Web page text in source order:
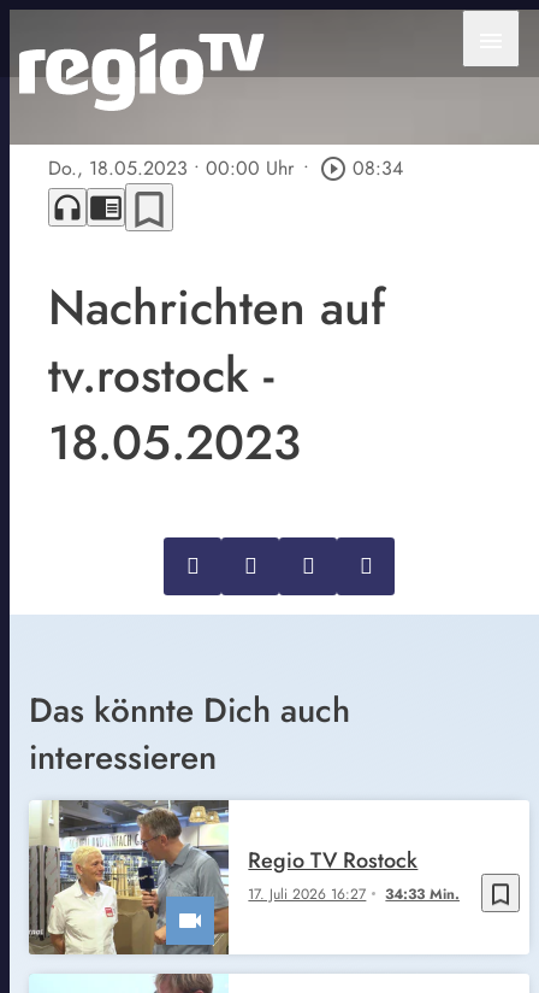
Do., 18.05.2023 • 00:00 Uhr • play_circle_outline 08:34
headphones chrome_reader_mode bookmark_border
Nachrichten auf
tv.rostock -
18.05.2023
Das könnte Dich auch
interessieren
bookmark_border
17. Juli 2026 16:27 34:33 Min.
Regio TV Rostock